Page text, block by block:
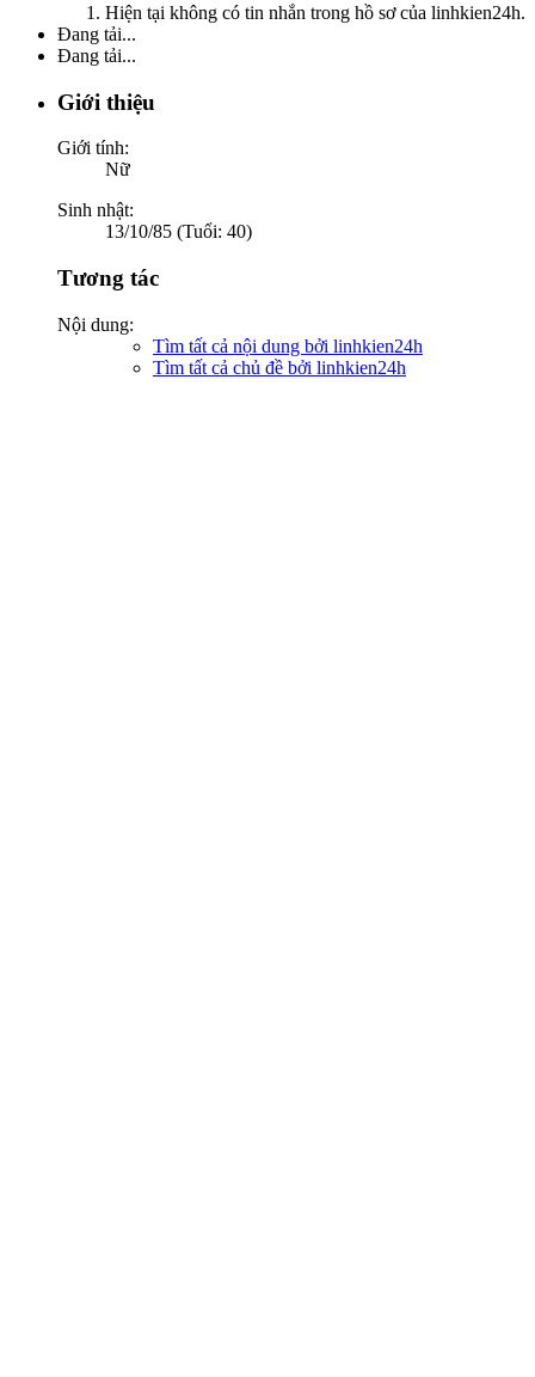
Hiện tại không có tin nhắn trong hồ sơ của linhkien24h.
Đang tải...
Đang tải...
Giới thiệu
Giới tính:
Nữ
Sinh nhật:
13/10/85 (Tuổi: 40)
Tương tác
Nội dung:
Tìm tất cả nội dung bởi linhkien24h
Tìm tất cả chủ đề bởi linhkien24h